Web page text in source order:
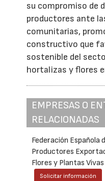
su compromiso de
productores ante
comunitarias,
constructivo que
sostenible del
hortalizas y flores
EMPRESAS O
RELACIONADAS
Federación Española
Productores
Flores y Plantas Vivas
Solicitar información